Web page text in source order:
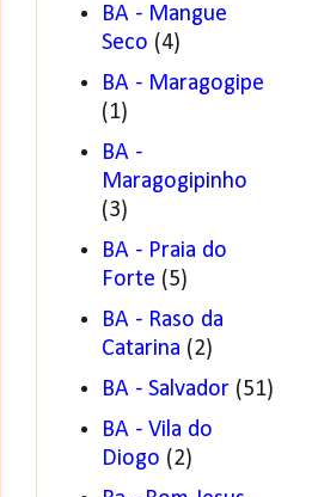
BA - Mangue
Seco (4)
BA - Maragogipe
(1)
BA -
Maragogipinho
(3)
BA - Praia do
Forte (5)
BA - Raso da
Catarina (2)
BA - Salvador (51)
BA - Vila do
Diogo (2)